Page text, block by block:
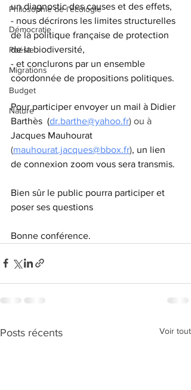
Philosophie de l'écologie
Démocratie
Poésie
Migrations
Budget
Nature
un diagnostic des causes et des effets,
- nous décrirons les limites structurelles
de la politique française de protection
de la biodiversité,
- et conclurons par un ensemble
coordonnée de propositions politiques.
Pour participer envoyer un mail à Didier
Barthès  (dr.barthe@yahoo.fr) ou à
Jacques Mauhourat
(mauhourat.jacques@bbox.fr), un lien
de connexion zoom vous sera transmis.
Bien sûr le public pourra participer et
poser ses questions
Bonne conférence.
Posts récents Voir tout